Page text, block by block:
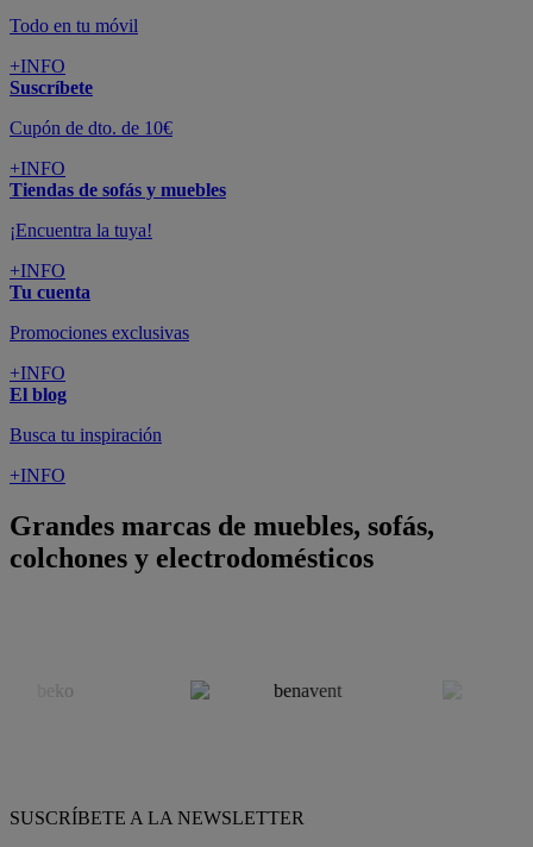
Todo en tu móvil
+INFO
Suscríbete
Cupón de dto. de 10€
+INFO
Tiendas de sofás y muebles
¡Encuentra la tuya!
+INFO
Tu cuenta
Promociones exclusivas
+INFO
El blog
Busca tu inspiración
+INFO
Grandes marcas de muebles, sofás,
colchones y electrodomésticos
SUSCRÍBETE A LA NEWSLETTER